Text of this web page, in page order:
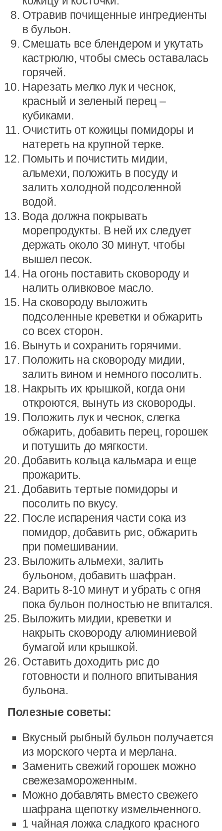
Отравив почищенные ингредиенты
в бульон.
Смешать все блендером и укутать
кастрюлю, чтобы смесь оставалась
горячей.
Нарезать мелко лук и чеснок,
красный и зеленый перец –
кубиками.
Очистить от кожицы помидоры и
натереть на крупной терке.
Помыть и почистить мидии,
альмехи, положить в посуду и
залить холодной подсоленной
водой.
Вода должна покрывать
морепродукты. В ней их следует
держать около 30 минут, чтобы
вышел песок.
На огонь поставить сковороду и
налить оливковое масло.
На сковороду выложить
подсоленные креветки и обжарить
со всех сторон.
Вынуть и сохранить горячими.
Положить на сковороду мидии,
залить вином и немного посолить.
Накрыть их крышкой, когда они
откроются, вынуть из сковороды.
Положить лук и чеснок, слегка
обжарить, добавить перец, горошек
и потушить до мягкости.
Добавить кольца кальмара и еще
прожарить.
Добавить тертые помидоры и
посолить по вкусу.
После испарения части сока из
помидор, добавить рис, обжарить
при помешивании.
Выложить альмехи, залить
бульоном, добавить шафран.
Варить 8-10 минут и убрать с огня
пока бульон полностью не впитался.
Выложить мидии, креветки и
накрыть сковороду алюминиевой
бумагой или крышкой.
Оставить доходить рис до
готовности и полного впитывания
бульона.
Полезные советы:
Вкусный рыбный бульон получается
из морского черта и мерлана.
Заменить свежий горошек можно
свежезамороженным.
Можно добавлять вместо свежего
шафрана щепотку измельченного.
1 чайная ложка сладкого красного